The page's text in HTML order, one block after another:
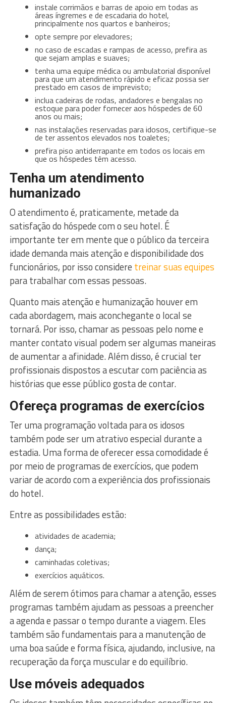
instale corrimãos e barras de apoio em todas as
áreas íngremes e de escadaria do hotel,
principalmente nos quartos e banheiros;
opte sempre por elevadores;
no caso de escadas e rampas de acesso, prefira as
que sejam amplas e suaves;
tenha uma equipe médica ou ambulatorial disponível
para que um atendimento rápido e eficaz possa ser
prestado em casos de imprevisto;
inclua cadeiras de rodas, andadores e bengalas no
estoque para poder fornecer aos hóspedes de 60
anos ou mais;
nas instalações reservadas para idosos, certifique-se
de ter assentos elevados nos toaletes;
prefira piso antiderrapante em todos os locais em
que os hóspedes têm acesso.
Tenha um atendimento
humanizado
O atendimento é, praticamente, metade da
satisfação do hóspede com o seu hotel. É
importante ter em mente que o público da terceira
idade demanda mais atenção e disponibilidade dos
funcionários, por isso considere treinar suas equipes
para trabalhar com essas pessoas.
Quanto mais atenção e humanização houver em
cada abordagem, mais aconchegante o local se
tornará. Por isso, chamar as pessoas pelo nome e
manter contato visual podem ser algumas maneiras
de aumentar a afinidade. Além disso, é crucial ter
profissionais dispostos a escutar com paciência as
histórias que esse público gosta de contar.
Ofereça programas de exercícios
Ter uma programação voltada para os idosos
também pode ser um atrativo especial durante a
estadia. Uma forma de oferecer essa comodidade é
por meio de programas de exercícios, que podem
variar de acordo com a experiência dos profissionais
do hotel.
Entre as possibilidades estão:
atividades de academia;
dança;
caminhadas coletivas;
exercícios aquáticos.
Além de serem ótimos para chamar a atenção, esses
programas também ajudam as pessoas a preencher
a agenda e passar o tempo durante a viagem. Eles
também são fundamentais para a manutenção de
uma boa saúde e forma física, ajudando, inclusive, na
recuperação da força muscular e do equilíbrio.
Use móveis adequados